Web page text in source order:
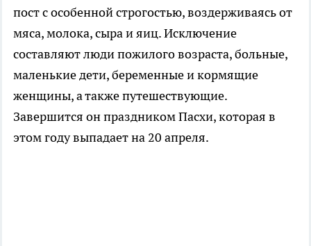
пост с особенной строгостью, воздерживаясь от
мяса, молока, сыра и яиц. Исключение
составляют люди пожилого возраста, больные,
маленькие дети, беременные и кормящие
женщины, а также путешествующие.
Завершится он праздником Пасхи, которая в
этом году выпадает на 20 апреля.